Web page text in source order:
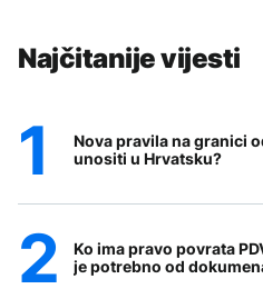
Najčitanije vijesti
Nova pravila na granici
unositi u Hrvatsku?
Ko ima pravo povrata
je potrebno od